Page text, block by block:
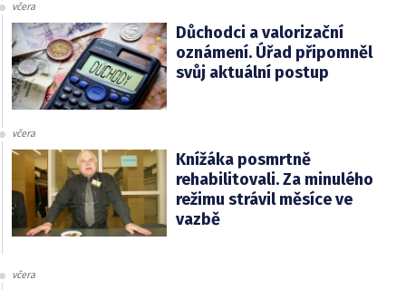
včera
Důchodci a valorizační
oznámení. Úřad připomněl
svůj aktuální postup
včera
Knížáka posmrtně
rehabilitovali. Za minulého
režimu strávil měsíce ve
vazbě
včera